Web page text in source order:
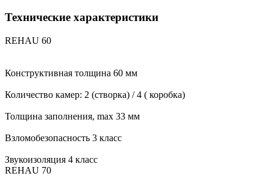
Технические характеристики
REHAU 60
Конструктивная толщина 60 мм
Количество камер: 2 (створка) / 4 ( коробка)
Толщина заполнения, max 33 мм
Взломобезопасность 3 класс
Звукоизоляция 4 класс
REHAU 70